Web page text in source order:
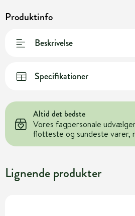
Produktinfo
Beskrivelse
Specifikationer
Altid det bedste
Vores fagpersonale
flotteste og sundeste varer,
Lignende produkter